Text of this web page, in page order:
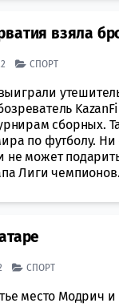
взяла
СПОРТ
сборных.
по футболу.
не может
Лиги
СПОРТ
место Модрич